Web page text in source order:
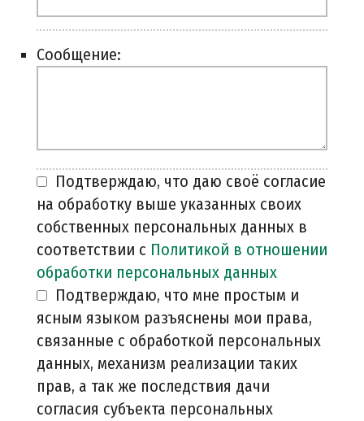
Сообщение:
Подтверждаю, что даю своё согласие
на обработку выше указанных своих
собственных персональных данных в
соответствии с Политикой в отношении
обработки персональных данных
Подтверждаю, что мне простым и
ясным языком разъяснены мои права,
связанные с обработкой персональных
данных, механизм реализации таких
прав, а так же последствия дачи
согласия субъекта персональных